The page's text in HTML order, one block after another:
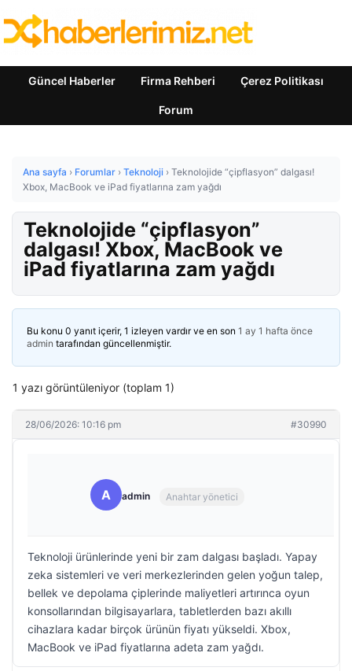
Güncel Haberler Firma Rehberi Çerez Politikası
Forum
Ana sayfa › Forumlar › Teknoloji › Teknolojide “çipflasyon” dalgası!
Xbox, MacBook ve iPad fiyatlarına zam yağdı
Teknolojide “çipflasyon”
dalgası! Xbox, MacBook ve
iPad fiyatlarına zam yağdı
Bu konu 0 yanıt içerir, 1 izleyen vardır ve en son 1 ay 1 hafta önce
admin tarafından güncellenmiştir.
1 yazı görüntüleniyor (toplam 1)
28/06/2026: 10:16 pm #30990
A admin Anahtar yönetici
Teknoloji ürünlerinde yeni bir zam dalgası başladı. Yapay
zeka sistemleri ve veri merkezlerinden gelen yoğun talep,
bellek ve depolama çiplerinde maliyetleri artırınca oyun
konsollarından bilgisayarlara, tabletlerden bazı akıllı
cihazlara kadar birçok ürünün fiyatı yükseldi. Xbox,
MacBook ve iPad fiyatlarına adeta zam yağdı.